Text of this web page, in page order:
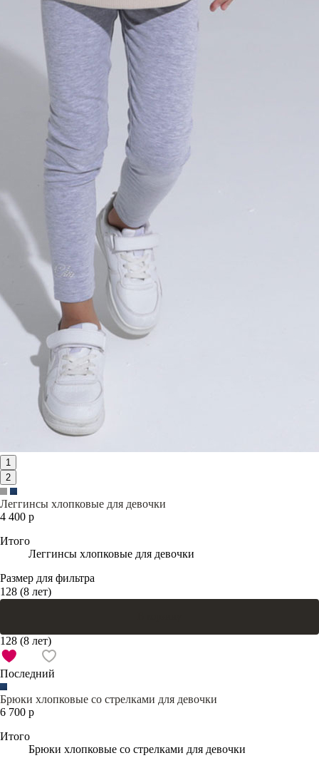
1
2
Леггинсы хлопковые для девочки
4 400 р
Итого
Леггинсы хлопковые для девочки
Размер для фильтра
128 (8 лет)
128 (8 лет)
Последний
Брюки хлопковые со стрелками для девочки
6 700 р
Итого
Брюки хлопковые со стрелками для девочки